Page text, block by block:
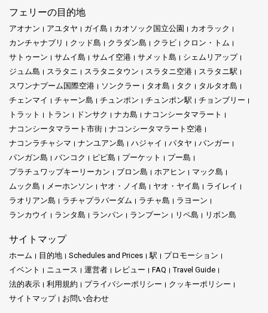
安全優先:経験豊富なスタッフと良好に維持されたスピードボート
が安全を第一に考え、安全な航海を保証します。
で、多様な魅力的な目的地を探索できます。
利便性:私たちとの予約は簡単で、時間通りの出発がストレスのな
い旅を実現します。
概要: オペレーターが提供する一部の目的地
ランタ島エスケープ:
静けさと魅力の隠れ家であるランタ島の自然
美に浸ってください。詳細については、こちらをクリックしてく
ださい。
ピピ島アドベンチャー: 手つかずのビーチと活気あるナイトライフ
ては、こちらをクリックしてください。
クラダン島ゲッタウェイ:透き通った海と柔らかな砂が待つ静かな
楽園クラダン島を体験してください。詳細については、こちらを
クリックしてください。
ーションを超えています – 彼らは物語を語る人であり、島々の歴
史と文化を共有します。私たちと一緒に、表面的な探索を超え、
島々の本質に深く入り込む教育的な旅に参加してください。
安全性と快適さ、オンボード。フェリーに乗り込むと、最新の快
適さと便利さの世界に足を踏み入れることになります。快適な座
席から計画的に設計された設備まで、すべてがあなたの旅が単な
主な特徴
安全性を最優先に：あなたの安全は私たちの最重要課題です。厳
格な安全プロトコルの遵守により、完全な安心感で旅を始めるこ
とができます。
文化への没入：私たちの専門的なガイドは単なる情報提供者では
ありません。彼らは、あなたと島々の豊かな伝統や物語との橋渡
旅行の快適さを再定義：私たちのフェリーは、単なる交通手段で
はありません。現代的な設備を通じて旅行の快適さを再定義し、
ブンダヤスピードボートは迅速な接続を提供し、
旅行時間を減らし、探索時間を増やします。
安全性と快適性:最新の高速船は、安全を最優先にし、すべての乗
客に快適な旅を提供します。
島の専門知識:経験豊富なクルーメンバーが地域の知識を活かし、
便利な予約:使いやすいオンラインプラットフォームで、スピード
ボートの旅の予約が簡単で迅速に行えます。
壮大な景色:高速な冒険に乗り出す際、アンダマン海と島々の壮大
な景色を楽しめます。
会社のサービス:
ブンダヤスピードボートは、西海岸の魅力的な島々、特にリペ島
最新の高速船はスピードに特化して設計されており、キラキラと
輝くアンダマン海を迅速かつスリリングに移動できます。
ブンダヤスピードボートでは、時間厳守と効率性を期待でき、
フェリーの目的地
アオナン アユタヤ ガイ島 カオソック国立公園
カオラック
カンチャナブリ
クッド島 クラダン島 クラビ
クロン・トム
サトゥーン
サムイ島 サムイ空港 サメット島
シェムリアップ
ジュム島
スラタニ スラタニタウン スラタニ空港
スラタニ駅
スワンナプーム国際空港
ソンクラー タオ島 タク
タルタオ島
チェンマイ
チャーン島 チュンポン チュンポン駅
チョンブリー
トラット
トラン ドンサク ナカ島
ナコンシータマラート
ナコンシータマラート市街
ナコンシータマラート空港
ナコンラチャシマ
ナンユアン島 ハジャイ パタヤ
パンガー
パンガン島
バンコク ピピ島 プーケット
プー島
プラチュワップキーリーカン
ブロン島 ホアヒン
マック島
ムック島
メーホンソン ヤオ・ノイ島 ヤオ・ヤイ島
ライレイ
ラオリアン島
ラチャプラパーダム ラチャ島
ラヨーン
ランカウイ
ランタ島 ランパン ランプーン リペ島 リボン島
サイトマップ
ホーム 目的地 Schedules and Prices 駅
プロモーション
イベント
ニュース 運営者 レビュー FAQ
Travel Guide
法的表示
利用規約 プライバシーポリシー
クッキーポリシー
サイトマップ
お問い合わせ